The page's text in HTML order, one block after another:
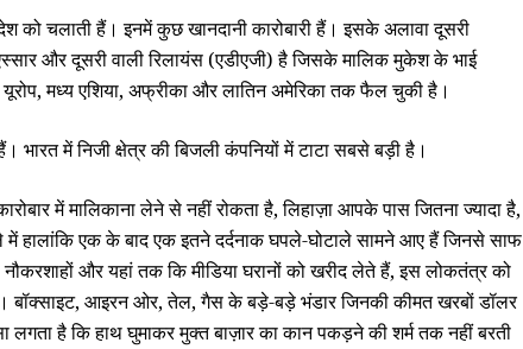
चलाती हैं। इनमें कुछ खानदानी कारोबारी हैं। इसके अलावा दूसरी
और दूसरी वाली रिलायंस (एडीएजी) है जिसके मालिक मुकेश के भाई
मध्‍य एशिया, अफ्रीका और लातिन अमेरिका तक फैल चुकी है।
भारत में निजी क्षेत्र की बिजली कंपनियों में टाटा सबसे बड़ी है।
में मालिकाना लेने से नहीं रोकता है, लिहाज़ा आपके पास जितना ज्‍यादा है,
हालांकि एक के बाद एक इतने दर्दनाक घपले-घोटाले सामने आए हैं जिनसे साफ
और यहां तक कि मीडिया घरानों को खरीद लेते हैं, इस लोकतंत्र को
बॉक्‍साइट, आइरन ओर, तेल, गैस के बड़े-बड़े भंडार जिनकी कीमत खरबों डॉलर
लगता है कि हाथ घुमाकर मुक्‍त बाज़ार का कान पकड़ने की शर्म तक नहीं बरती